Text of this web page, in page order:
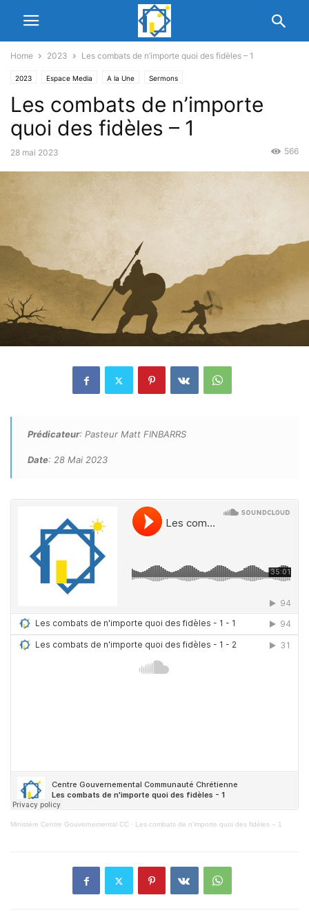
Home 2023 Les combats de n’importe quoi des fidèles – 1
2023 Espace Media A la Une Sermons
Les combats de n’importe
quoi des fidèles – 1
28 mai 2023 566
Prédicateur: Pasteur Matt FINBARRS
Date: 28 Mai 2023
Ministère Centre Gouvernemental CC · Les combats de n'importe quoi des fidèles – 1